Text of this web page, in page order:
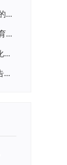
★ 教育系统深入学习宣传贯彻党的二十大精神学习专题
★ 国家教育行政学院关于举办教育系统深入学习宣传贯彻党的二十大精神专题网络培训的通知
习近平：实施科教兴国战略，强化现代化建设人才支撑
张志勇：深刻理解党的二十大报告关于教育的新思想、新战略、新要求